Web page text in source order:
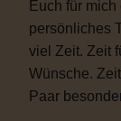
Euch für
persönliches
viel Zeit. Zeit
Wünsche.
Paar